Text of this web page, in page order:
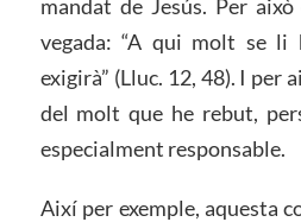
mandat de Jesús. Per
vegada: “A qui molt se
exigirà” (Lluc. 12, 48). I per
del molt que he rebut,
especialment responsable.
Així per exemple, aquesta